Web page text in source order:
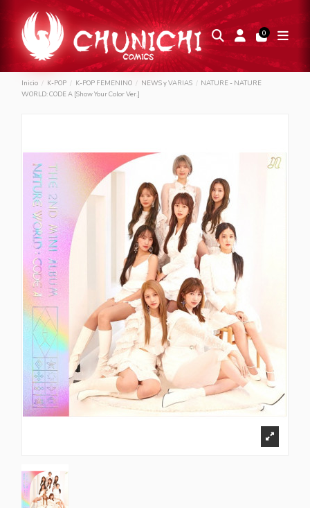
0
Inicio K-POP K-POP FEMENINO NEWS y VARIAS
NATURE - NATURE
WORLD: CODE A [Show Your Color Ver.]